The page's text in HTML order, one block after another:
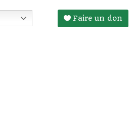
Faire un don